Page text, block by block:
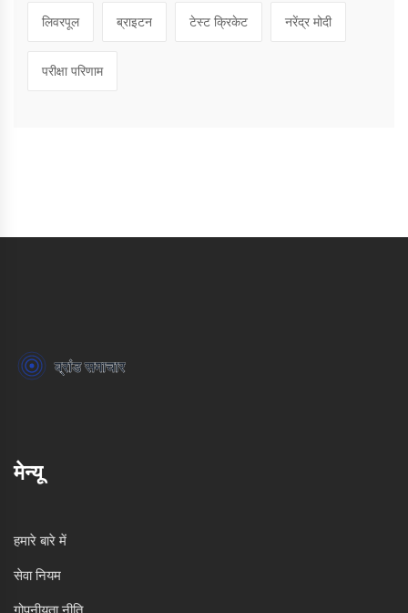
लिवरपूल ब्राइटन टेस्ट क्रिकेट नरेंद्र मोदी
परीक्षा परिणाम
मेन्यू
हमारे बारे में
सेवा नियम
गोपनीयता नीति